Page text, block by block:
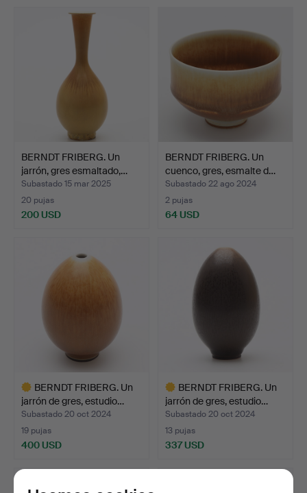
seleccionado
BERNDT FRIBERG. Un
jarrón, gres esmaltado,…
Subastado 15 mar 2025
20 pujas
200 USD
BERNDT FRIBERG. Un
cuenco, gres, esmalte d…
Subastado 22 ago 2024
2 pujas
64 USD
BERNDT FRIBERG. Un
jarrón de gres, estudio…
Subastado 20 oct 2024
19 pujas
400 USD
seleccionado
BERNDT FRIBERG. Un
jarrón de gres, estudio…
Subastado 20 oct 2024
13 pujas
337 USD